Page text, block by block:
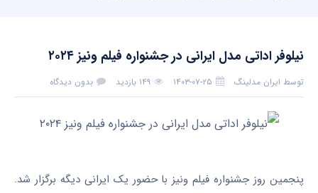
نیلوفر اداتی مدل ایرانی در جشنواره فیلم ونیز ۲۰۲۴
توسط ایران مدلینگ ۱۴۰۳-۰۷-۲۵ ۱۴۹ بازدید بدون دیدگاه
پنجمین روز جشنواره فیلم ونیز با حضور یک ایرانی دیگه برگزار شد.